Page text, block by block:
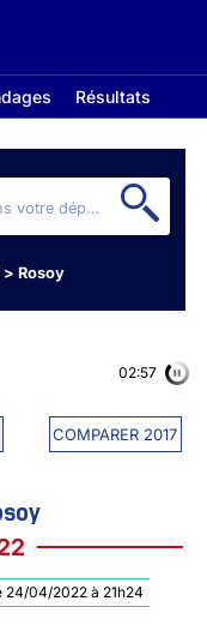
Résultats
> Rosoy
COMPARER 2017
02:56
24/04/2022 à 21h24